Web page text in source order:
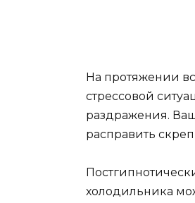
На протяжении
стрессовой
раздражения.
расправить
холодильника